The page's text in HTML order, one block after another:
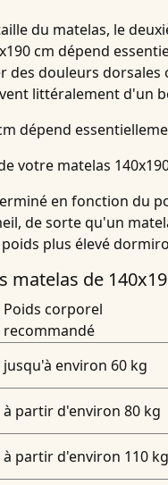
du matelas, le
cm dépend
douleurs
littéralement d'un
dépend
votre matelas
en fonction du
de sorte qu'un
plus élevé
matelas de
Poids corporel
recommandé
jusqu'à environ 60 kg
à partir d'environ 80 kg
à partir d'environ 110 kg